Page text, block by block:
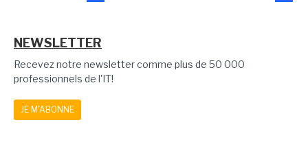
NEWSLETTER
Recevez notre newsletter comme plus de 50 000
professionnels de l'IT!
JE M'ABONNE